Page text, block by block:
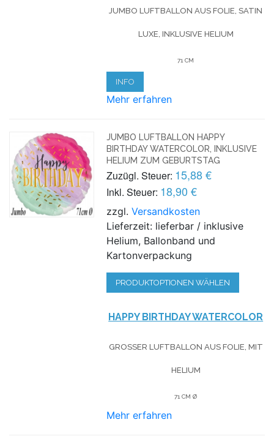
JUMBO LUFTBALLON AUS FOLIE, SATIN
LUXE, INKLUSIVE HELIUM
71 CM
INFO
Mehr erfahren
JUMBO LUFTBALLON HAPPY
BIRTHDAY WATERCOLOR, INKLUSIVE
HELIUM ZUM GEBURTSTAG
Zuzügl. Steuer: 15,88 €
Inkl. Steuer: 18,90 €
zzgl.Versandkosten
Lieferzeit: lieferbar / inklusive
Helium, Ballonband und
Kartonverpackung
PRODUKTOPTIONEN WÄHLEN
HAPPY BIRTHDAY WATERCOLOR
GROSSER LUFTBALLON AUS FOLIE, MIT H
ELIUM
71 CM Ø
Mehr erfahren